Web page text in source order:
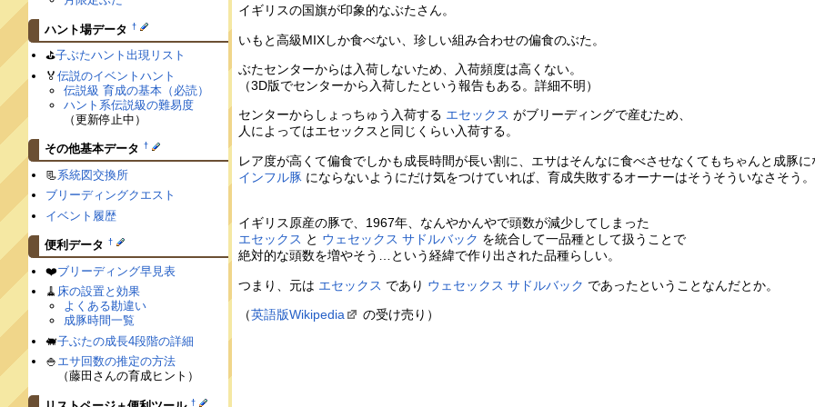
イギリスの国旗が印象的なぶたさん。
いもと高級MIXしか食べない、珍しい組み合わせの偏食のぶた。
ぶたセンターからは入荷しないため、入荷頻度は高くない。
（3D版でセンターから入荷したという報告もある。詳細不明）
センターからしょっちゅう入荷する エセックス がブリーディングで産むため、
人によってはエセックスと同じくらい入荷する。
レア度が高くて偏食でしかも成長時間が長い割に、エサはそんなに食べさせなくてもちゃんと成豚に
インフル豚 にならないようにだけ気をつけていれば、育成失敗するオーナーはそうそういなさそう。
イギリス原産の豚で、1967年、なんやかんやで頭数が減少してしまった
エセックス と ウェセックス サドルバック を統合して一品種として扱うことで
絶対的な頭数を増やそう…という経緯で作り出された品種らしい。
つまり、元は エセックス であり ウェセックス サドルバック であったということなんだとか。
（英語版Wikipedia の受け売り）
ハント場データ †
⛳️子ぶたハント出現リスト
🏅伝説のイベントハント
伝説級 育成の基本（必読）
ハント系伝説級の難易度
（更新停止中）
その他基本データ †
📃系統図交換所
ブリーディングクエスト
イベント履歴
便利データ †
❤️ブリーディング早見表
🧹 床の設置と効果
よくある勘違い
成豚時間一覧
🐖子ぶたの成長4段階の詳細
🍚 エサ回数の推定の方法
（藤田さんの育成ヒント）
†